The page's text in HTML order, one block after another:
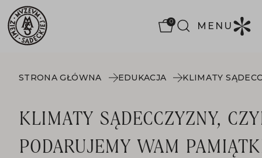
0 MENU
STRONA GŁÓWNA EDUKACJA
KLIMATY SĄDECCZYZNY,
PODARUJEMY WAM